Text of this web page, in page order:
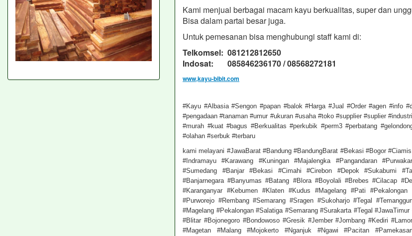
Kami menjual berbagai macam kayu berkualitas, super dan
Bisa dalam partai besar juga.
Untuk pemesanan bisa menghubungi staff kami di:
Telkomsel: 081212812650
Indosat: 085846236170 / 08568272181
www,kayu-bibit.com
#Kayu #Albasia #Sengon #papan #balok #Harga #Jual #Order #agen #info
#pengadaan #tanaman #umur #ukuran #usaha #toko #supplier #suplier
#murah #kuat #bagus #Berkualitas #perkubik #perm3 #perbatang
#olahan #serbuk #terbaru
kami melayani #JawaBarat #Bandung #BandungBarat #Bekasi #Bogor
#Indramayu #Karawang #Kuningan #Majalengka #Pangandaran
#Sumedang #Banjar #Bekasi #Cimahi #Cirebon #Depok #Sukabumi
#Banjarnegara #Banyumas #Batang #Blora #Boyolali #Brebes #Cilacap
#Karanganyar #Kebumen #Klaten #Kudus #Magelang #Pati #Pekalongan
#Purworejo #Rembang #Semarang #Sragen #Sukoharjo #Tegal
#Magelang #Pekalongan #Salatiga #Semarang #Surakarta #Tegal
#Blitar #Bojonegoro #Bondowoso #Gresik #Jember #Jombang #Kediri
#Magetan #Malang #Mojokerto #Nganjuk #Ngawi #Pacitan